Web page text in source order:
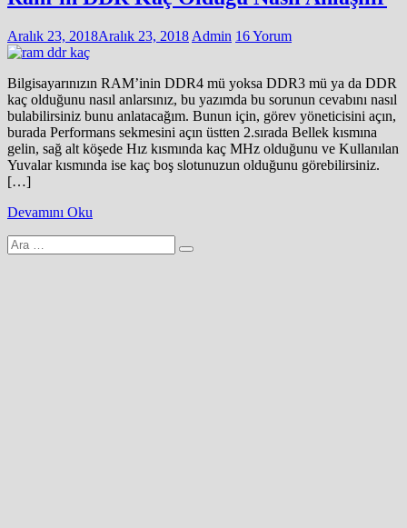
Aralık 23, 2018Aralık 23, 2018 Admin 16 Yorum
Bilgisayarınızın RAM’inin DDR4 mü yoksa DDR3 mü ya da DDR
kaç olduğunu nasıl anlarsınız, bu yazımda bu sorunun cevabını nasıl
bulabilirsiniz bunu anlatacağım. Bunun için, görev yöneticisini açın,
burada Performans sekmesini açın üstten 2.sırada Bellek kısmına
gelin, sağ alt köşede Hız kısmında kaç MHz olduğunu ve Kullanılan
Yuvalar kısmında ise kaç boş slotunuzun olduğunu görebilirsiniz.
[…]
Devamını Oku
Arama
yap: